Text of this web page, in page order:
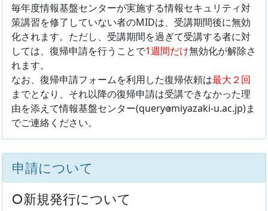
毎年度情報基盤センターが実施する情報セキュリティ対
策講習を修了していない者のMIDは、受講期間後に無効
化されます。ただし、受講期間を過ぎて受講する者に対
しては、復帰申請を行うことで1週間だけ無効化が解除さ
れます。
なお、復帰申請フォームを利用した復帰依頼は最大２回
までとなり、それ以降の復帰申請は受講できなかった理
由を添えて情報基盤センター(query miyazaki-u.ac.jp)ま
でご連絡ください。
申請について
○新規発行について